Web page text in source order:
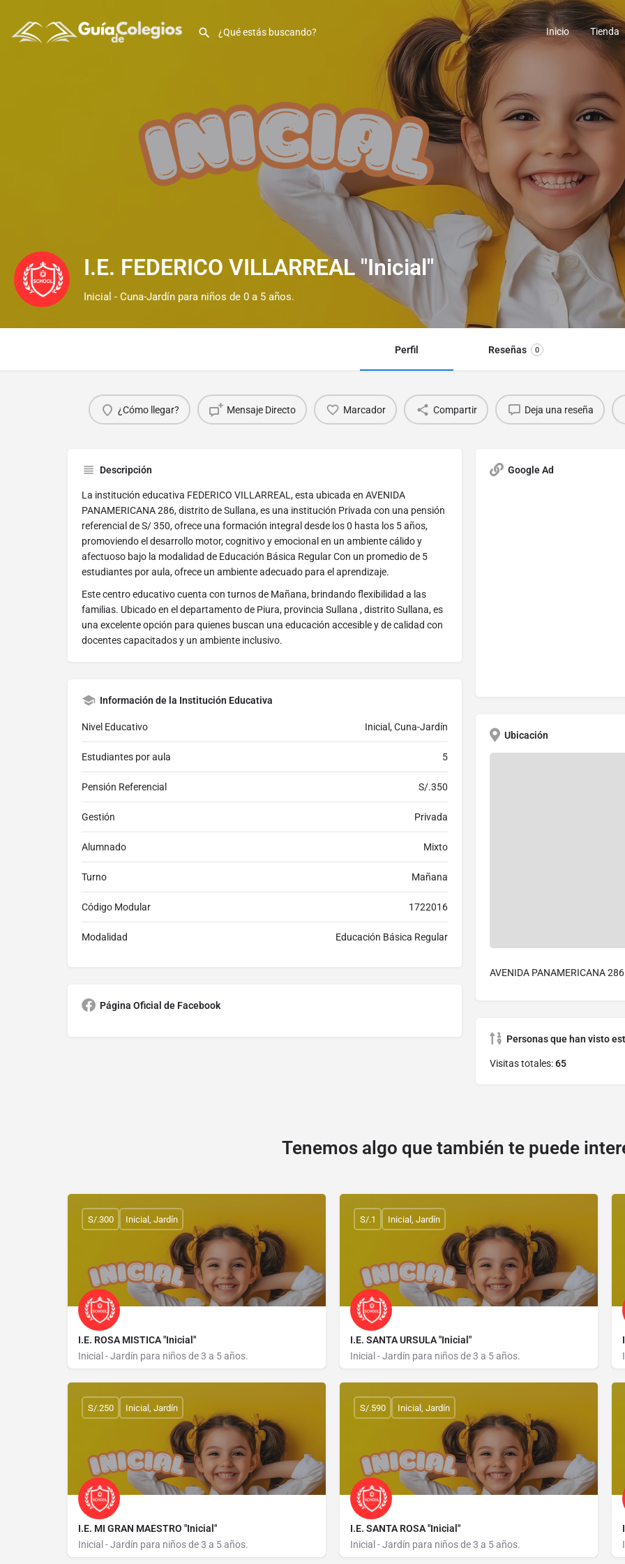
Inicio Tienda
I.E. FEDERICO VILLARREAL "Inicial"
Inicial - Cuna-Jardín para niños de 0 a 5 años.
Perfil Reseñas 0
¿Cómo llegar? Mensaje Directo Marcador Compartir Deja una reseña
Descripción
La institución educativa FEDERICO VILLARREAL, esta ubicada en AVENIDA
PANAMERICANA 286, distrito de Sullana, es una institución Privada con una pensión
referencial de S/ 350, ofrece una formación integral desde los 0 hasta los 5 años,
promoviendo el desarrollo motor, cognitivo y emocional en un ambiente cálido y
afectuoso bajo la modalidad de Educación Básica Regular Con un promedio de 5
estudiantes por aula, ofrece un ambiente adecuado para el aprendizaje.
Este centro educativo cuenta con turnos de Mañana, brindando flexibilidad a las
familias. Ubicado en el departamento de Piura, provincia Sullana , distrito Sullana, es
una excelente opción para quienes buscan una educación accesible y de calidad con
docentes capacitados y un ambiente inclusivo.
Información de la Institución Educativa
Nivel Educativo Inicial, Cuna-Jardín
Estudiantes por aula 5
Pensión Referencial S/.350
Gestión Privada
Alumnado Mixto
Turno Mañana
Código Modular 1722016
Modalidad Educación Básica Regular
Página Oficial de Facebook
Google Ad
Ubicación
AVENIDA PANAMERICANA 286
Personas que han visto
Visitas totales:65
Tenemos algo que también te puede
I.E. ROSA MISTICA "Inicial"
Inicial - Jardín para niños de 3 a 5 años.
S/.300 Inicial, Jardín
I.E. SANTA URSULA "Inicial"
Inicial - Jardín para niños de 3 a 5 años.
S/.1 Inicial, Jardín
I.E. MI GRAN MAESTRO "Inicial"
Inicial - Jardín para niños de 3 a 5 años.
S/.250 Inicial, Jardín
I.E. SANTA ROSA "Inicial"
Inicial - Jardín para niños de 3 a 5 años.
S/.590 Inicial, Jardín